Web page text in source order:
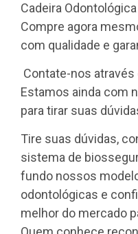
Cadeira
Compre agora
com qualidade e
Contate-nos
Estamos ainda com
para tirar suas
Tire suas dúvidas,
sistema de
fundo nossos
odontológicas e
melhor do mercado